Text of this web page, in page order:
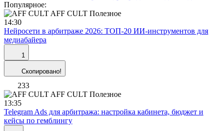
Популярное:
AFF CULT Полезное
14:30
Нейросети в арбитраже 2026: ТОП-20 ИИ-инструментов для
медиабайера
1
Скопировано!
233
AFF CULT Полезное
13:35
Telegram Ads для арбитража: настройка кабинета, бюджет и
кейсы по гемблингу